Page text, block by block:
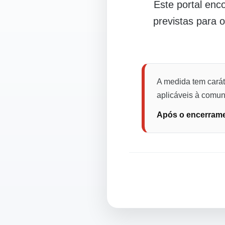
Este portal
previstas para
A medida tem
aplicáveis à
Após o